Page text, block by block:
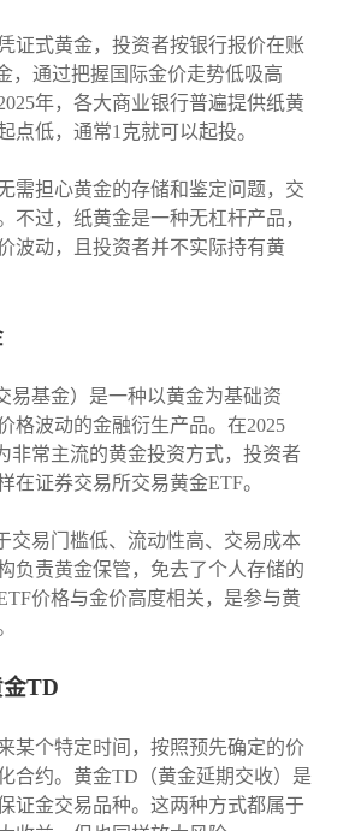
证式黄金，投资者按银行报价在账
，通过把握国际金价走势低吸高
年，各大商业银行普遍提供纸黄
点低，通常1克就可以起投。
需担心黄金的存储和鉴定问题，交
不过，纸黄金是一种无杠杆产品，
波动，且投资者并不实际持有黄
易基金）是一种以黄金为基础资
格波动的金融衍生产品。在2025
非常主流的黄金投资方式，投资者
在证券交易所交易黄金ETF。
交易门槛低、流动性高、交易成本
负责黄金保管，免去了个人存储的
价格与金价高度相关，是参与黄
TD
某个特定时间，按照预先确定的价
合约。黄金TD（黄金延期交收）是
证金交易品种。这两种方式都属于